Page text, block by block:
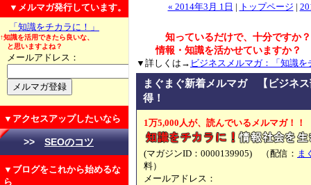
▼メルマガ発行しています。
「知識をチカラに！」
↑知識を活用できたら良いな、
と思いますよね？
メールアドレス：
▼アクセスアップしたいなら
>> SEOのコツ
▼ブログをこれから始めるな
ら
« 2014年3月 1日 トップページ
知っているだけで、十分ですか？
情報・知識を活かせていますか？
▼詳しくは→ ビジネスメルマガ：「知識を
まぐまぐ新着メルマガ 【ビジネ
得！
1万5,000人が、読んでいるメルマガ！！
(マガジンID：0000139905) （配信： ま
料）
メールアドレス：